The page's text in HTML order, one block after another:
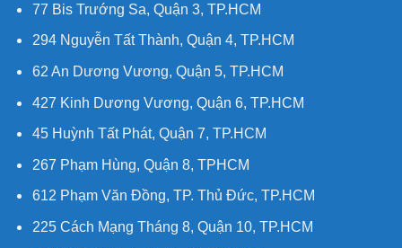
77 Bis Trướng Sa, Quận 3, TP.HCM
294 Nguyễn Tất Thành, Quận 4, TP.HCM
62 An Dương Vương, Quận 5, TP.HCM
427 Kinh Dương Vương, Quận 6, TP.HCM
45 Huỳnh Tất Phát, Quận 7, TP.HCM
267 Phạm Hùng, Quận 8, TPHCM
612 Phạm Văn Đồng, TP. Thủ Đức, TP.HCM
225 Cách Mạng Tháng 8, Quận 10, TP.HCM